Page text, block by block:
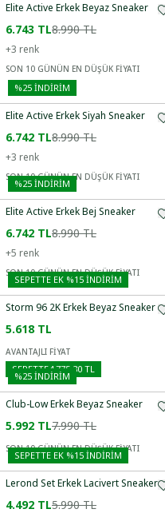
Elite Active Erkek Beyaz Sneaker
6.743 TL8.990 TL
+3 renk
SON 10 GÜNÜN EN DÜŞÜK FİYATI
%25 İNDİRİM
Elite Active Erkek Siyah Sneaker
6.742 TL8.990 TL
+3 renk
SON 10 GÜNÜN EN DÜŞÜK FİYATI
%25 İNDİRİM
Elite Active Erkek Bej Sneaker
6.742 TL8.990 TL
+5 renk
SON 10 GÜNÜN EN DÜŞÜK FİYATI
SEPETTE EK %15 İNDIRIM
Storm 96 2K Erkek Beyaz Sneaker
5.618 TL
AVANTAJLI FİYAT
SEPETTE 4.775,30 TL
%25 İNDİRİM
Club-Low Erkek Beyaz Sneaker
5.992 TL7.990 TL
SON 10 GÜNÜN EN DÜŞÜK FİYATI
SEPETTE EK %15 İNDIRIM
Lerond Set Erkek Lacivert Sneaker
4.492 TL5.990 TL